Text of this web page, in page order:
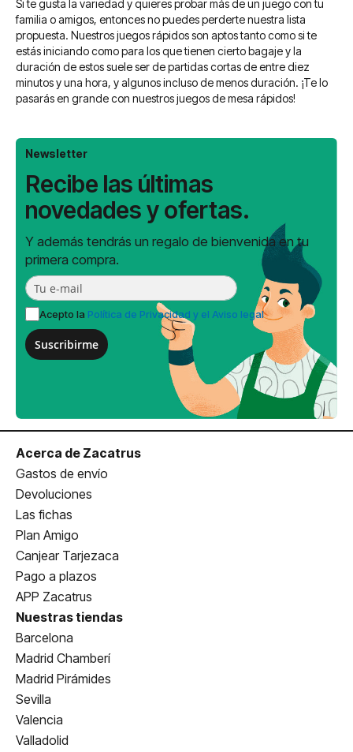
Si te gusta la variedad y quieres probar más de un juego con tu
familia o amigos, entonces no puedes perderte nuestra lista
propuesta. Nuestros juegos rápidos son aptos tanto como si te
estás iniciando como para los que tienen cierto bagaje y la
duración de estos suele ser de partidas cortas de entre diez
minutos y una hora, y algunos incluso de menos duración. ¡Te lo
pasarás en grande con nuestros juegos de mesa rápidos!
Newsletter
Recibe las últimas
novedades y ofertas.
Y además tendrás un regalo de bienvenida en tu
primera compra.
Acepto la Política de Privacidad y el Aviso legal
Suscribirme
Acerca de Zacatrus
Gastos de envío
Devoluciones
Las fichas
Plan Amigo
Canjear Tarjezaca
Pago a plazos
APP Zacatrus
Nuestras tiendas
Barcelona
Madrid Chamberí
Madrid Pirámides
Sevilla
Valencia
Valladolid